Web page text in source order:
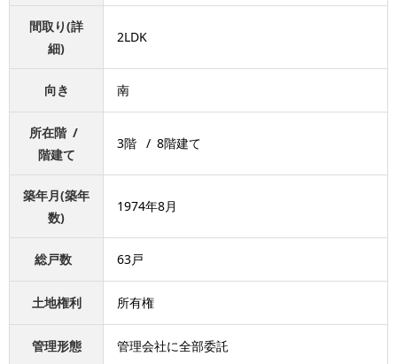
間取り(詳
細)
2LDK
向き 南
所在階 /
階建て
3階 / 8階建て
築年月(築年
数)
1974年8月
総戸数 63戸
土地権利 所有権
管理形態 管理会社に全部委託